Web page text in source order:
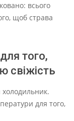
всього
щоб страва
того,
свіжість
для того,